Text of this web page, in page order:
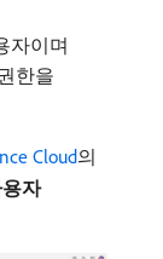
자이며
한을
Cloud의
자